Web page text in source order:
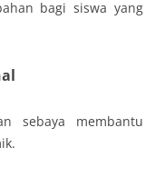
bagi siswa yang
sebaya membantu